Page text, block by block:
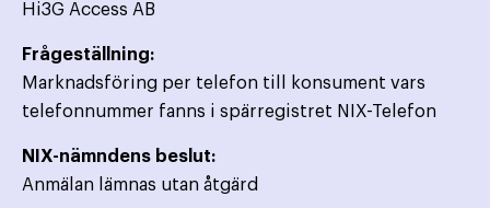
Hi3G Access AB
Frågeställning:
Marknadsföring per telefon till konsument vars
telefonnummer fanns i spärregistret NIX-Telefon
NIX-nämndens beslut:
Anmälan lämnas utan åtgärd